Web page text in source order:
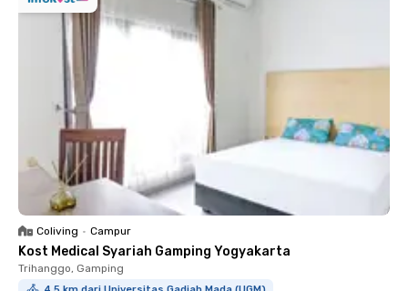
Coliving • Campur
Kost Medical Syariah Gamping Yogyakarta
Trihanggo, Gamping